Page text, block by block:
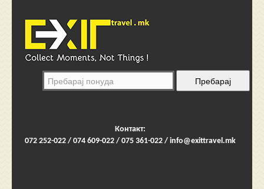
Контакт:
072 252-022 / 074 609-022 / 075 361-022 / info@exittravel.mk